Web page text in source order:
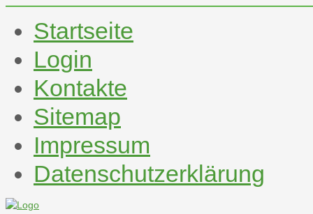
Startseite
Login
Kontakte
Sitemap
Impressum
Datenschutzerklärung